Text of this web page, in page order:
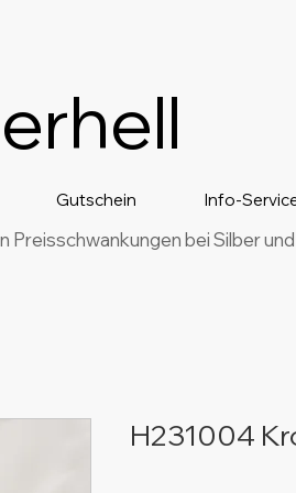
Gutschein Info-
bei Silber
H231004